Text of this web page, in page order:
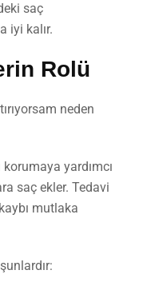
saç
iyi kalır.
Rolü
neden
yardımcı
saç ekler. Tedavi
mutlaka